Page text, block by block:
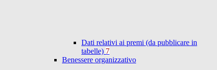
Dati relativi ai premi (da pubblicare in
tabelle) 7
Benessere organizzativo